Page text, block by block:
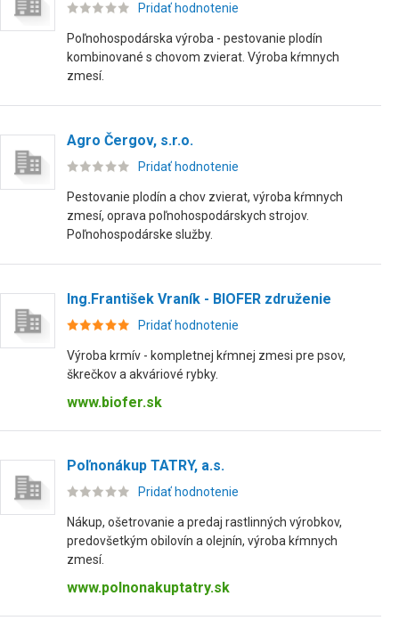
Pridať hodnotenie
Poľnohospodárska výroba - pestovanie plodín
kombinované s chovom zvierat. Výroba kŕmnych
zmesí.
Agro Čergov, s.r.o.
Pridať hodnotenie
Pestovanie plodín a chov zvierat, výroba kŕmnych
zmesí, oprava poľnohospodárskych strojov.
Poľnohospodárske služby.
Ing.František Vraník - BIOFER združenie
Pridať hodnotenie
Výroba krmív - kompletnej kŕmnej zmesi pre psov,
škrečkov a akváriové rybky.
www.biofer.sk
Poľnonákup TATRY, a.s.
Pridať hodnotenie
Nákup, ošetrovanie a predaj rastlinných výrobkov,
predovšetkým obilovín a olejnín, výroba kŕmnych
zmesí.
www.polnonakuptatry.sk